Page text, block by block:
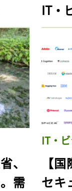
、
需
IT・
IT・
【
セキ